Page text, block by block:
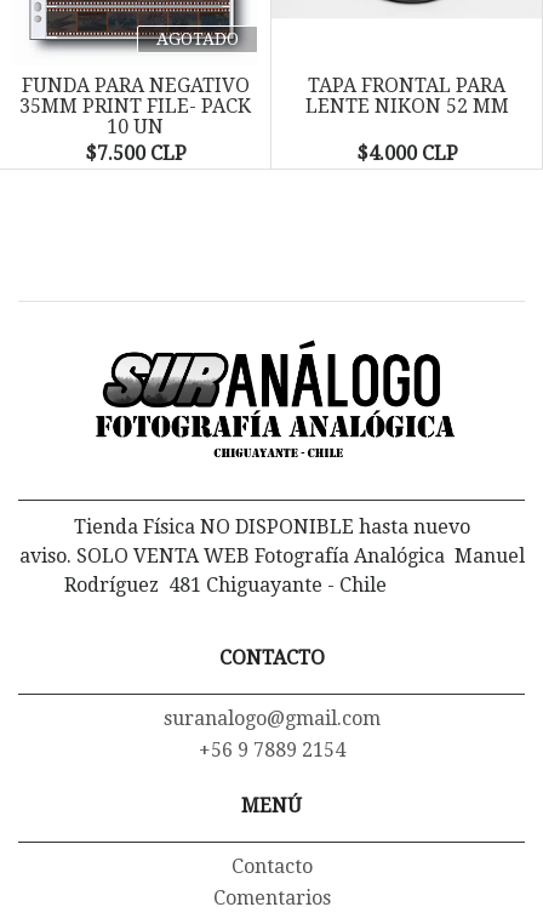
AGOTADO
FUNDA PARA NEGATIVO
35MM PRINT FILE- PACK
10 UN
$7.500 CLP
TAPA FRONTAL PARA
LENTE NIKON 52 MM
$4.000 CLP
Tienda Física NO DISPONIBLE hasta nuevo
aviso. SOLO VENTA WEB Fotografía Analógica Manuel
Rodríguez 481 Chiguayante - Chile
CONTACTO
suranalogo@gmail.com
+56 9 7889 2154
MENÚ
Contacto
Comentarios